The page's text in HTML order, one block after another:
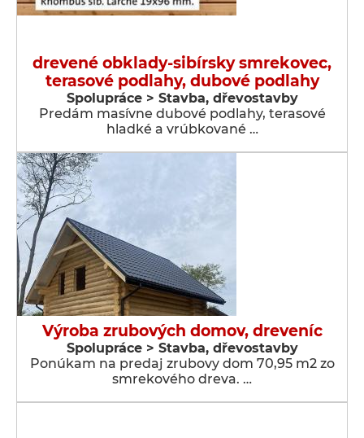
drevené obklady-sibírsky smrekovec,
terasové podlahy, dubové podlahy
Spolupráce > Stavba, dřevostavby
Predám masívne dubové podlahy, terasové
hladké a vrúbkované …
Výroba zrubových domov, dreveníc
Spolupráce > Stavba, dřevostavby
Ponúkam na predaj zrubovy dom 70,95 m2 zo
smrekového dreva. …